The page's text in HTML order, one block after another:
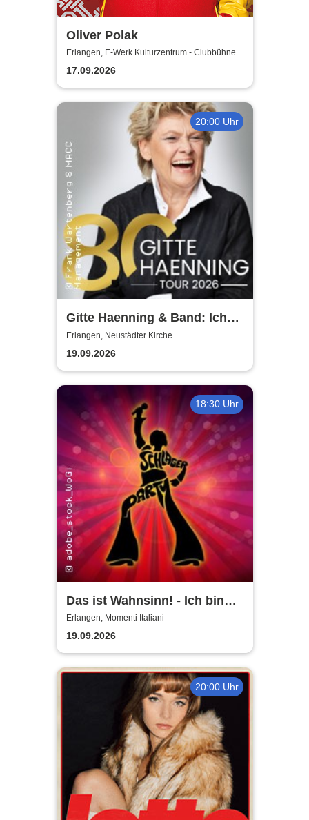
Oliver Polak
Erlangen, E-Werk Kulturzentrum - Clubbühne
17.09.2026
20:00 Uhr
Gitte Haenning & Band: Ich
bin Stark - 80 Jahre Gitte
Haenning
Erlangen, Neustädter Kirche
19.09.2026
18:30 Uhr
Das ist Wahnsinn! - Ich bin
geboren um dich zu lieben!
Erlangen, Momenti Italiani
19.09.2026
20:00 Uhr